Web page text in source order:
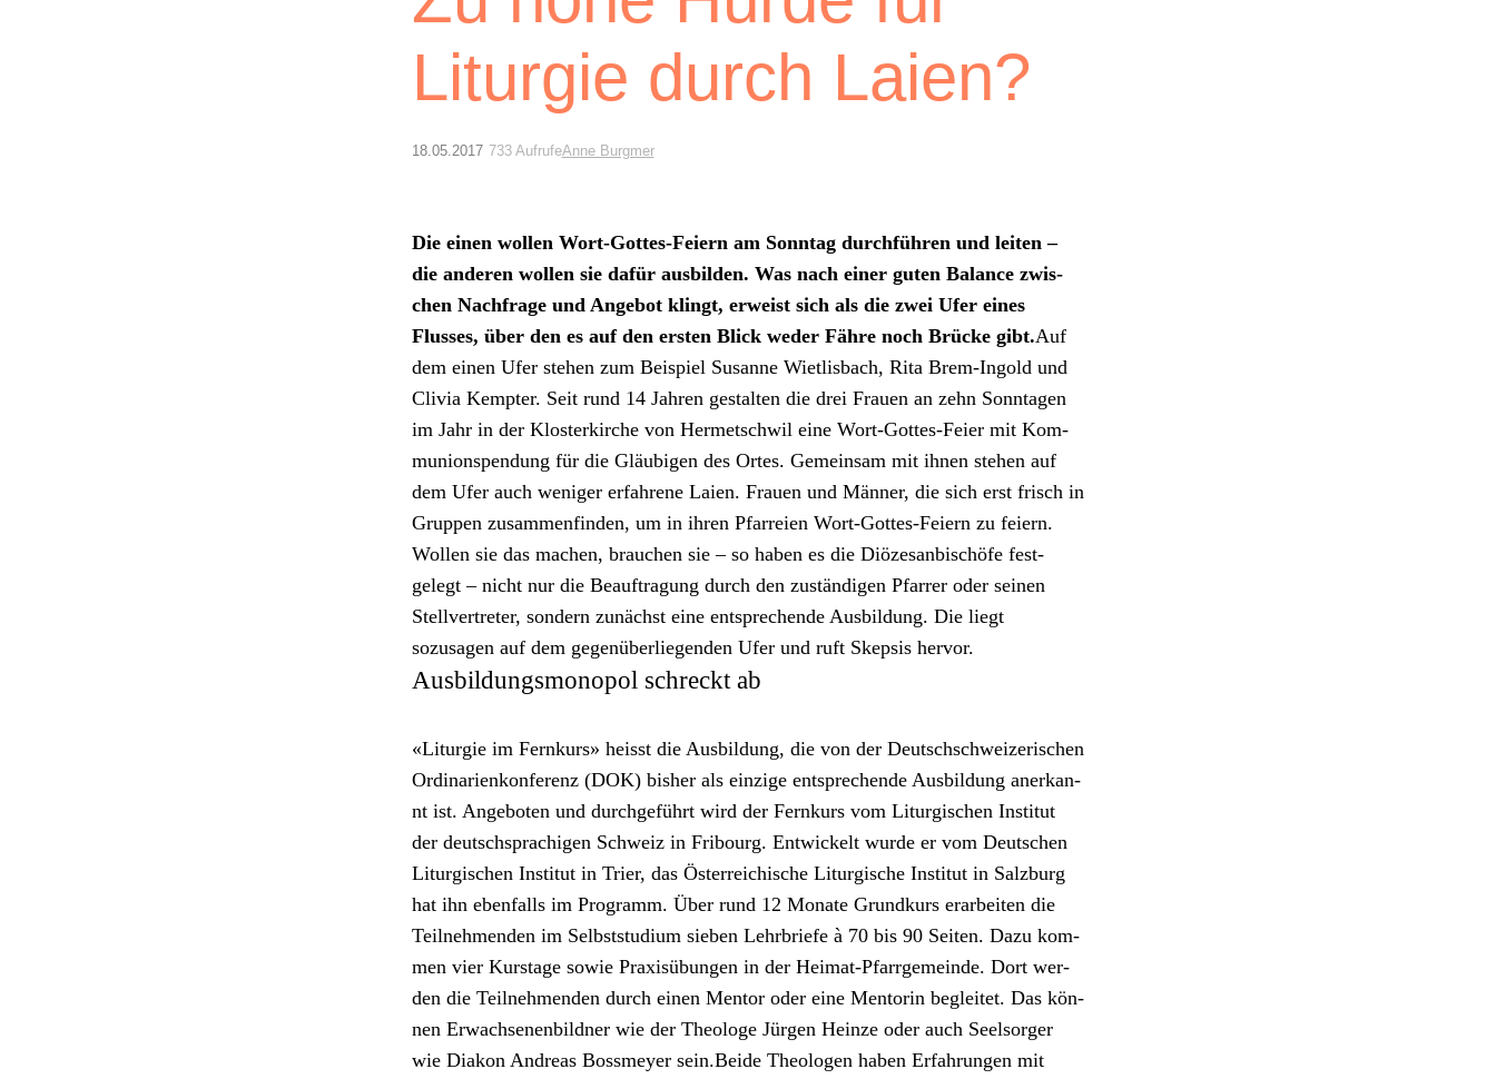
Liturgie durch Laien?
18.05.2017 733 AufrufeAnne Burgmer
Die einen wollen Wort-Gottes-Feiern am Son­ntag durch­führen und leit­en –
die anderen wollen sie dafür aus­bilden. Was nach ein­er guten Bal­ance zwis­
chen Nach­frage und Ange­bot klingt, erweist sich als die zwei Ufer eines
Flusses, über den es auf den ersten Blick wed­er Fähre noch Brücke gibt.Auf
dem einen Ufer ste­hen zum Beispiel Susanne Wietlis­bach, Rita Brem-Ingold und
Clivia Kempter. Seit rund 14 Jahren gestal­ten die drei Frauen an zehn Son­nta­gen
im Jahr in der Klosterkirche von Her­metschwil eine Wort-Gottes-Feier mit Kom­
mu­nion­spendung für die Gläu­bi­gen des Ortes. Gemein­sam mit ihnen ste­hen auf
dem Ufer auch weniger erfahrene Laien. Frauen und Män­ner, die sich erst frisch in
Grup­pen zusam­men­find­en, um in ihren Pfar­reien Wort-Gottes-Feiern zu feiern.
Wollen sie das machen, brauchen sie – so haben es die Diöze­san­bis­chöfe fest­
gelegt – nicht nur die Beauf­tra­gung durch den zuständi­gen Pfar­rer oder seinen
Stel­lvertreter, son­dern zunächst eine entsprechende Aus­bil­dung. Die liegt
sozusagen auf dem gegenüber­liegen­den Ufer und ruft Skep­sis her­vor.
Ausbildungsmonopol schreckt ab
«Liturgie im Fernkurs» heisst die Aus­bil­dung, die von der Deutschschweiz­erischen
Ordi­nar­ienkon­ferenz (DOK) bish­er als einzige entsprechende Aus­bil­dung anerkan­
nt ist. Ange­boten und durchge­führt wird der Fernkurs vom Litur­gis­chen Insti­tut
der deutschsprachi­gen Schweiz in Fri­bourg. Entwick­elt wurde er vom Deutschen
Litur­gis­chen Insti­tut in Tri­er, das Öster­re­ichis­che Litur­gis­che Insti­tut in Salzburg
hat ihn eben­falls im Pro­gramm. Über rund 12 Monate Grund­kurs erar­beit­en die
Teil­nehmenden im Selb­st­studi­um sieben Lehrbriefe à 70 bis 90 Seit­en. Dazu kom­
men vier Kurstage sowie Prax­isübun­gen in der Heimat-Pfar­rge­meinde. Dort wer­
den die Teil­nehmenden durch einen Men­tor oder eine Men­torin begleit­et. Das kön­
nen Erwach­se­nen­bild­ner wie der The­ologe Jür­gen Heinze oder auch Seel­sorg­er
wie Diakon Andreas Boss­mey­er sein.Bei­de The­olo­gen haben Erfahrun­gen mit